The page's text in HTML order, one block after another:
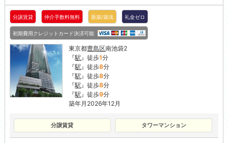
分譲賃貸 仲介手数料無料 新築/築浅 礼金ゼロ
初期費用クレジットカード決済可能
東京都豊島区南池袋2
『駅』徒歩1分
『駅』徒歩8分
『駅』徒歩8分
『駅』徒歩8分
『駅』徒歩9分
築年月2026年12月
分譲賃貸 タワーマンション